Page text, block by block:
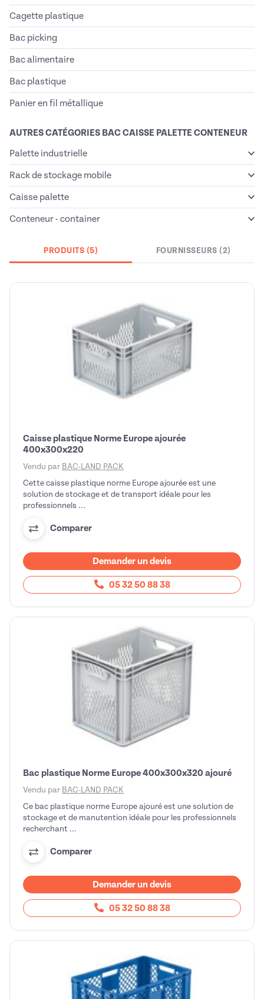
Cagette plastique
Bac picking
Bac alimentaire
Bac plastique
Panier en fil métallique
AUTRES CATÉGORIES BAC CAISSE PALETTE CONTENEUR
Palette industrielle
Rack de stockage mobile
Caisse palette
Conteneur - container
PRODUITS (5) FOURNISSEURS (2)
Caisse plastique Norme Europe ajourée
400x300x220
Vendu par BAC-LAND PACK
Cette caisse plastique norme Europe ajourée est une
solution de stockage et de transport idéale pour les
professionnels ...
Comparer
Demander un devis
05 32 50 88 38
Bac plastique Norme Europe 400x300x320 ajouré
Vendu par BAC-LAND PACK
Ce bac plastique norme Europe ajouré est une solution de
stockage et de manutention idéale pour les professionnels
recherchant ...
Comparer
Demander un devis
05 32 50 88 38